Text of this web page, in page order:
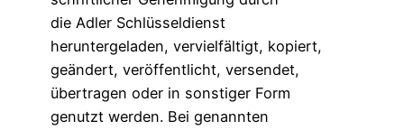
die Adler Schlüsseldienst
heruntergeladen, vervielfältigt, kopiert,
geändert, veröffentlicht, versendet,
übertragen oder in sonstiger Form
genutzt werden. Bei genannten